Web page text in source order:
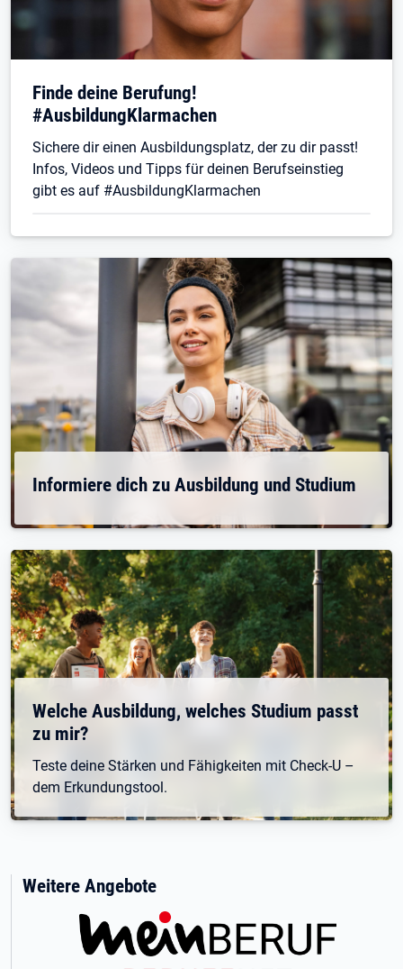
Finde deine Berufung!
#AusbildungKlarmachen
Sichere dir einen Ausbildungsplatz, der zu dir passt!
Infos, Videos und Tipps für deinen Berufseinstieg
gibt es auf #AusbildungKlarmachen
Informiere dich zu Ausbildung und Studium
Welche Ausbildung, welches Studium passt
zu mir?
Teste deine Stärken und Fähigkeiten mit Check-U –
dem Erkundungstool.
Weitere Angebote